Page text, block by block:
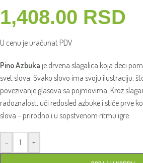
1,408.00 RSD
U cenu je uračunat PDV
Pino Azbuka je drvena slagalica koja deci
svet slova. Svako slovo ima svoju ilustraciju,
povezivanje glasova sa pojmovima. Kroz
radoznalost, uči redosled azbuke i stiče prve
slova – prirodno i u sopstvenom ritmu igre.
- +